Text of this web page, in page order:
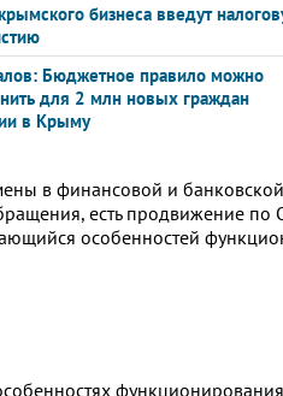
бизнеса введут
Бюджетное правило можно
для 2 млн новых граждан
в Крыму
в финансовой и
есть продвижение по
особенностей
функционирования